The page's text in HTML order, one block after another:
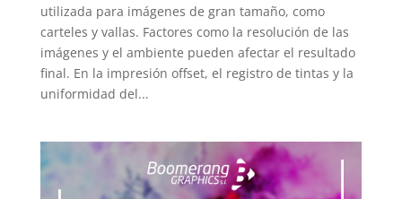
utilizada para imágenes de gran tamaño, como
carteles y vallas. Factores como la resolución de las
imágenes y el ambiente pueden afectar el resultado
final. En la impresión offset, el registro de tintas y la
uniformidad del...